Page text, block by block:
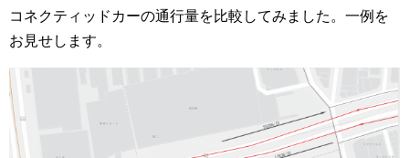
コネクティッドカーの通行量を比較してみました。一例を
お見せします。